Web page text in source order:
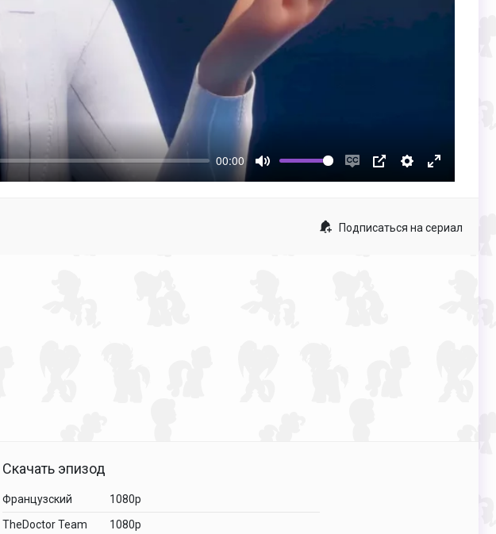
00:00
Подписаться на сериал
Скачать эпизод
Французский
1080p
TheDoctor Team
1080p